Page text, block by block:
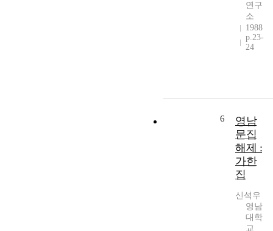
연구
소
1988
p.23-
24
6
영남
문집
해제 :
가한
집
신석우
영남
대학
교